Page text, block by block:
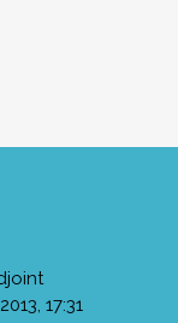
17:31